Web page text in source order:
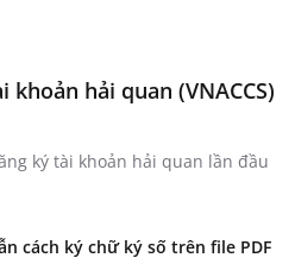
hải quan (VNACCS)
ký tài khoản hải quan lần đầu
cách ký chữ ký số trên file PDF